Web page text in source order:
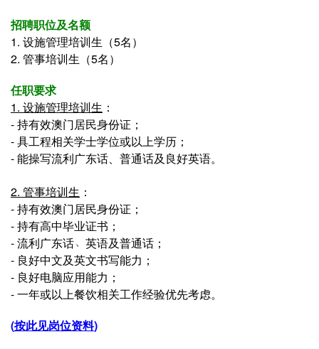
招聘职位及名额
1. 设施管理培训生（5名）
2. 管事培训生（5名）
任职要求
1. 设施管理培训生 ：
-持有效澳门居民身份证；
-具工程相关学士学位或以上学历；
-能操写流利广东话、普通话及良好英语。
2. 管事培训生 ：
-持有效澳门居民身份证；
-持有高中毕业证书；
- 流利广东话﹅英语及普通话；
- 良好中文及英文书写能力；
- 良好电脑应用能力；
- 一年或以上餐饮相关工作经验优先考虑。
(按此见岗位资料)